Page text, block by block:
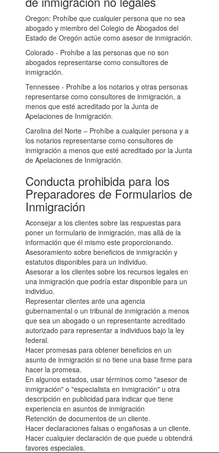
Oregon: Prohíbe que cualquier persona que no sea
abogado y miembro del Colegio de Abogados del
Estado de Oregón actúe como asesor de inmigración.
Colorado - Prohíbe a las personas que no son
abogados representarse como consultores de
inmigración.
Tennessee - Prohíbe a los notarios y otras personas
representarse como consultores de inmigración, a
menos que esté acreditado por la Junta de
Apelaciones de Inmigración.
Carolina del Norte – Prohíbe a cualquier persona y a
los notarios representarse como consultores de
inmigración a menos que esté acreditado por la Junta
de Apelaciones de Inmigración.
Conducta prohibida para los
Preparadores de Formularios de
Inmigración
Aconsejar a los clientes sobre las respuestas para
poner un formulario de inmigración, mas allá de la
información que él mismo este proporcionando.
Asesoramiento sobre beneficios de inmigración y
estatutos disponibles para un individuo.
Asesorar a los clientes sobre los recursos legales en
una inmigración que podría estar disponible para un
individuo.
Representar clientes ante una agencia
gubernamental o un tribunal de inmigración a menos
que sea un abogado o un representante acreditado
autorizado para representar a individuos bajo la ley
federal.
Hacer promesas para obtener beneficios en un
asunto de inmigración si no tiene una base firme para
hacer la promesa.
En algunos estados, usar términos como "asesor de
inmigración" o "especialista en inmigración" u otra
descripción en publicidad para indicar que tiene
experiencia en asuntos de inmigración
Retención de documentos de un cliente.
Hacer declaraciones falsas o engañosas a un cliente.
Hacer cualquier declaración de que puede u obtendrá
favores especiales.